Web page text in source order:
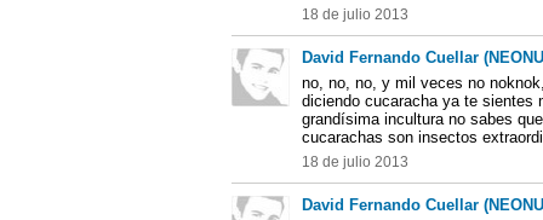
18 de julio 2013
David Fernando Cuellar
no, no, no, y mil veces no
diciendo cucaracha ya te sientes
grandísima incultura no sabes
cucarachas son insectos
18 de julio 2013
David Fernando Cuellar